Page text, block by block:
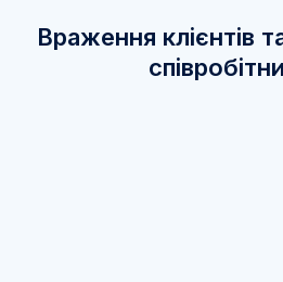
Враження клієнтів